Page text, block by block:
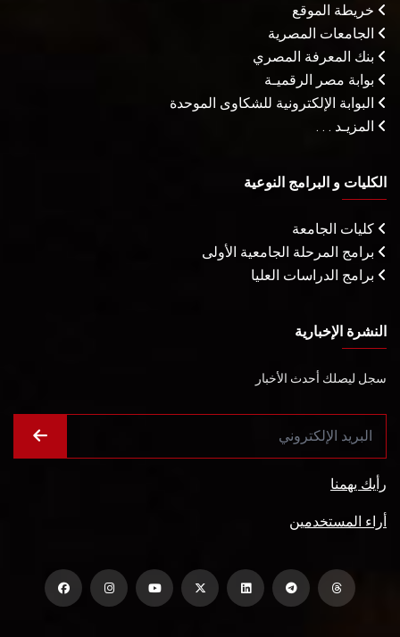
خريطة الموقع
الجامعات المصرية
بنك المعرفة المصري
بوابة مصر الرقميـة
البوابة الإلكترونية للشكاوى الموحدة
المزيـد . . .
الكليات و البرامج النوعية
كليات الجامعة
برامج المرحلة الجامعية الأولى
برامج الدراسات العليا
النشرة الإخبارية
سجل ليصلك أحدث الأخبار
رأيك يهمنا
أراء المستخدمين